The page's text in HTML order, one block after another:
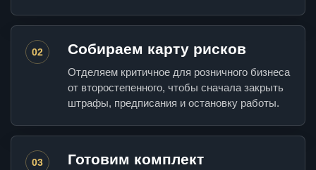
02 Собираем карту рисков
Отделяем критичное для розничного бизнеса
от второстепенного, чтобы сначала закрыть
штрафы, предписания и остановку работы.
03 Готовим комплект